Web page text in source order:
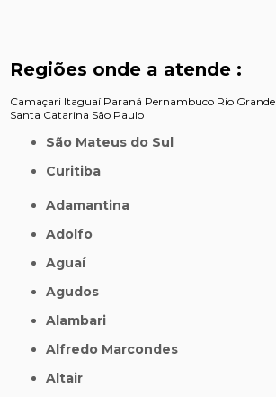
Regiões onde a atende :
Camaçari Itaguaí Paraná Pernambuco Rio
Santa Catarina São Paulo
São Mateus do Sul
Curitiba
Adamantina
Adolfo
Aguaí
Agudos
Alambari
Alfredo Marcondes
Altair